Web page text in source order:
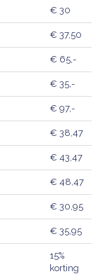
€ 30
€ 37,50
€ 65,-
€ 35,-
€ 97,-
€ 38,47
€ 43,47
€ 48,47
€ 30,95
€ 35,95
15%
korting